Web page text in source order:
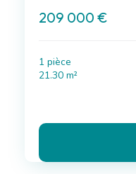
209 000 €
1 pièce
21.30 m²